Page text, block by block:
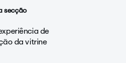
secção
de
da vitrine